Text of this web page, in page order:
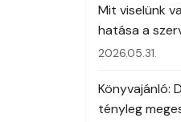
Mit viselünk
hatása a
2026.05.31.
Könyvajánló:
tényleg